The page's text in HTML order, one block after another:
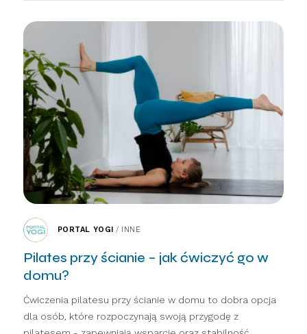
PORTAL YOGI / INNE
Pilates przy ścianie – jak ćwiczyć go w
domu?
Ćwiczenia pilatesu przy ścianie w domu to dobra opcja
dla osób, które rozpoczynają swoją przygodę z